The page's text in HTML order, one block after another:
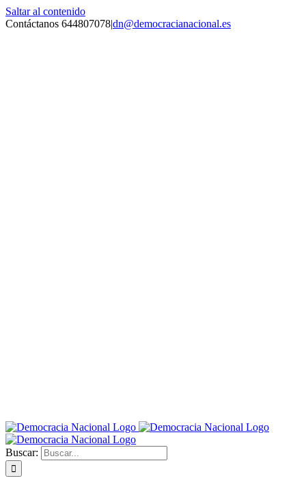
Saltar al contenido
Contáctanos 644807078|dn@democracianacional.es
Buscar: